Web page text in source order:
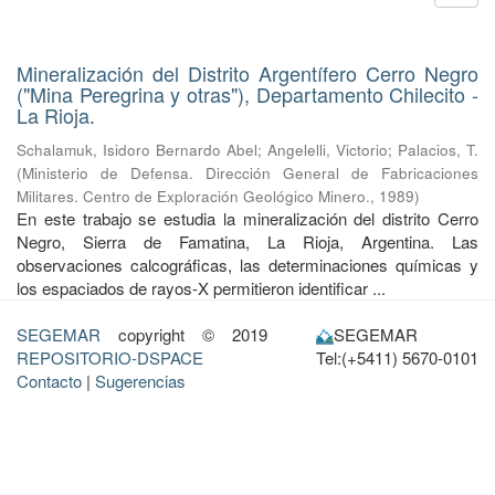
Mineralización del Distrito Argentífero Cerro Negro
("Mina Peregrina y otras"), Departamento Chilecito -
La Rioja.
Schalamuk, Isidoro Bernardo Abel; Angelelli, Victorio; Palacios, T.
(Ministerio de Defensa. Dirección General de Fabricaciones
Militares. Centro de Exploración Geológico Minero., 1989)
En este trabajo se estudia la mineralización del distrito Cerro
Negro, Sierra de Famatina, La Rioja, Argentina. Las
observaciones calcográficas, las determinaciones químicas y
los espaciados de rayos-X permitieron identificar ...
SEGEMAR copyright © 2019
REPOSITORIO-DSPACE
Contacto | Sugerencias
SEGEMAR
Tel:(+5411) 5670-0101